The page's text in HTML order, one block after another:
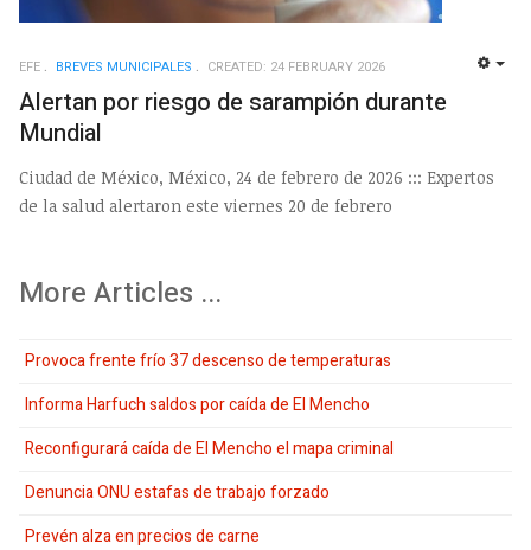
EFE BREVES MUNICIPALES CREATED: 24 FEBRUARY 2026
Alertan por riesgo de sarampión durante
Mundial
Ciudad de México, México, 24 de febrero de 2026 ::: Expertos
de la salud alertaron este viernes 20 de febrero
More Articles ...
Provoca frente frío 37 descenso de temperaturas
Informa Harfuch saldos por caída de El Mencho
Reconfigurará caída de El Mencho el mapa criminal
Denuncia ONU estafas de trabajo forzado
Prevén alza en precios de carne